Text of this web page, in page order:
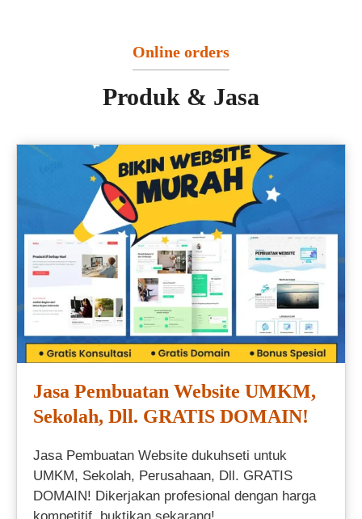
Online orders
Produk & Jasa
Jasa Pembuatan Website UMKM,
Sekolah, Dll. GRATIS DOMAIN!
Jasa Pembuatan Website dukuhseti untuk
UMKM, Sekolah, Perusahaan, Dll. GRATIS
DOMAIN! Dikerjakan profesional dengan harga